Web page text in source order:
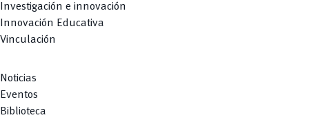
Investigación e innovación
Innovación Educativa
Vinculación
Noticias
Eventos
Biblioteca